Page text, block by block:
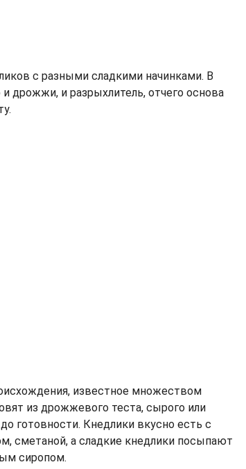
с разными сладкими начинками. В
дрожжи, и разрыхлитель, отчего основа
известное множеством
из дрожжевого теста, сырого или
готовности. Кнедлики вкусно есть с
сметаной, а сладкие кнедлики посыпают
сиропом.